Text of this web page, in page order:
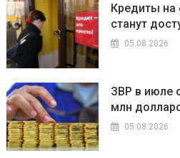
Кредиты на
станут
05.08.2026
ЗВР в июле
млн
05.08.2026